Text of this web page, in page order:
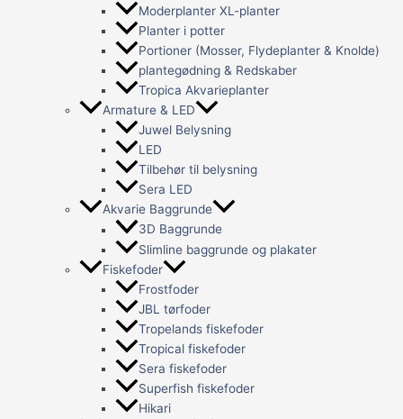
Moderplanter XL-planter
Planter i potter
Portioner (Mosser, Flydeplanter & Knolde)
plantegødning & Redskaber
Tropica Akvarieplanter
Armature & LED
Juwel Belysning
LED
Tilbehør til belysning
Sera LED
Akvarie Baggrunde
3D Baggrunde
Slimline baggrunde og plakater
Fiskefoder
Frostfoder
JBL tørfoder
Tropelands fiskefoder
Tropical fiskefoder
Sera fiskefoder
Superfish fiskefoder
Hikari